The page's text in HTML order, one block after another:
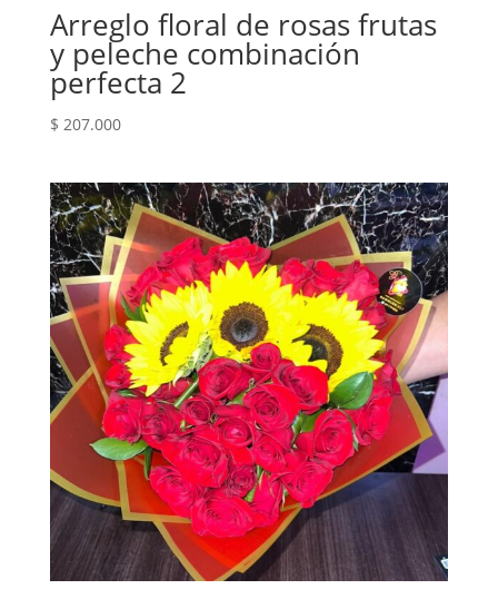
Arreglo floral de rosas frutas
y peleche combinación
perfecta 2
$ 207.000